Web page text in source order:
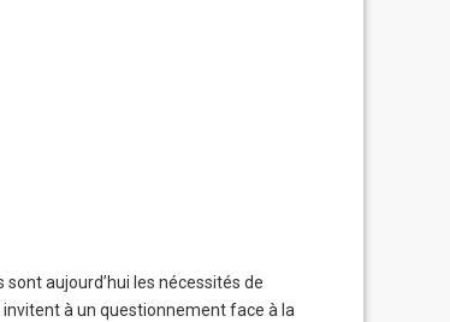
sont aujourd’hui les nécessités de
à un questionnement face à la